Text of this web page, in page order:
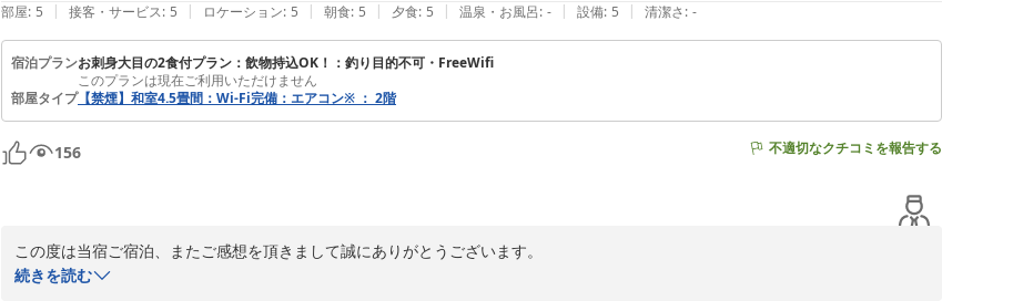
うれしいお声をご投稿頂きましてありがとうございました。
四季折々、違った顔を見せる伊豆大島にまた遊びに来て下さいませ。
2025-09-23
部屋: 5 | 接客・サービス: 5 | ロケーション: 5 | 朝食: 5 | 夕食: 5 | 温泉・お風呂: - | 設備: 5 | 清潔さ: -
宿泊プランお刺身大目の2食付プラン：飲物持込OK！：釣り目的不可・FreeWifi
このプランは現在ご利用いただけません
部屋タイプ【禁煙】和室4.5畳間：Wi-Fi完備：エアコン※ ： 2階
156 不適切なクチコミを報告する
この度は当宿ご宿泊、またご感想を頂きまして誠にありがとうございます。
楽しい旅となったとの事、うれしいご感想です！
続きを読む